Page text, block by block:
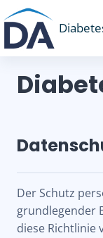
Zum Hauptinhalt
Der Schutz
grundlegender
diese Richtlinie